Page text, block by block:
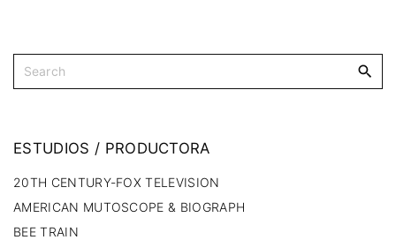
ESTUDIOS / PRODUCTORA
20TH CENTURY-FOX TELEVISION
AMERICAN MUTOSCOPE & BIOGRAPH
BEE TRAIN